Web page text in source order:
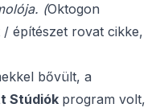
(Oktogon
építészet rovat cikke,
bővült, a
Stúdiók program volt,